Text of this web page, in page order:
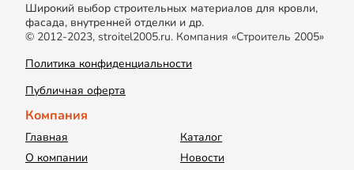
Широкий выбор строительных материалов для кровли,
фасада, внутренней отделки и др.
© 2012-2023, stroitel2005.ru. Компания «Строитель 2005»
Политика конфиденциальности
Публичная оферта
Компания
Главная
Каталог
О компании
Новости